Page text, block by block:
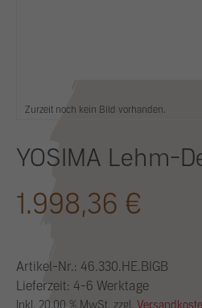
Zurzeit noch kein Bild vorhanden.
YOSIMA Lehm-
1.998,36 €
Artikel-Nr.: 46.330.HE.BIGB
Lieferzeit: 4-6 Werktage
Inkl. 20.00 % MwSt. zzgl.